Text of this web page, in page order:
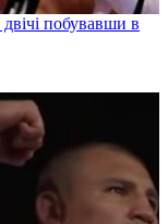
побувавши в